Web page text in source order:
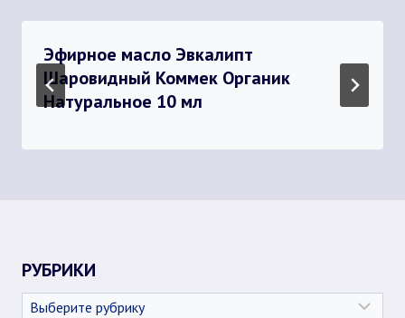
Эфирное масло Эвкалипт
Шаровидный Коммек Органик
Натуральное 10 мл
РУБРИКИ
Рубрики